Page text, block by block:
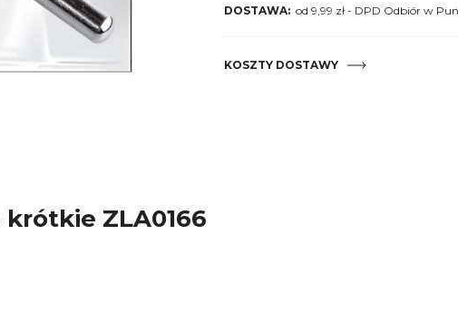
DOSTAWA: od 9,99 zł - DPD Odbiór w
kosztów płatności
KOSZTY DOSTAWY
ZLA0166